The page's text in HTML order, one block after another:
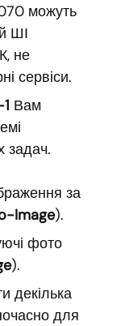
можуть
ШІ
не
сервіси.
Вам
задач.
за
Image).
фото
).
декілька
для